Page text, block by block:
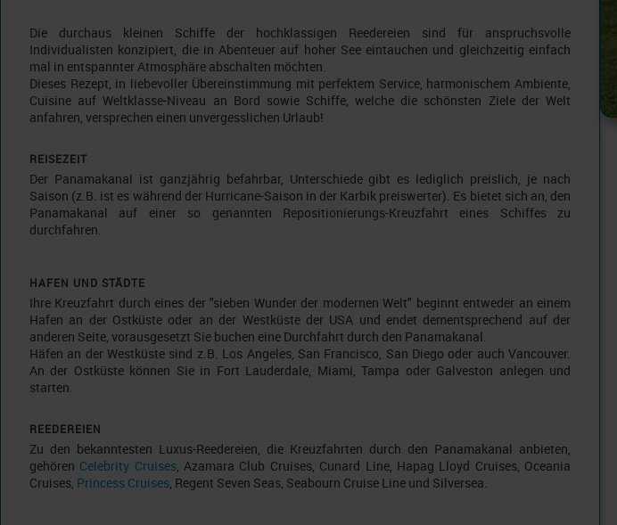
Die durchaus kleinen Schiffe der hochklassigen Reedereien sind für anspruchsvolle
Individualisten konzipiert, die in Abenteuer auf hoher See eintauchen und gleichzeitig einfach
mal in entspannter Atmosphäre abschalten möchten.
Dieses Rezept, in liebevoller Übereinstimmung mit perfektem Service, harmonischem Ambiente,
Cuisine auf Weltklasse-Niveau an Bord sowie Schiffe, welche die schönsten Ziele der Welt
anfahren, versprechen einen unvergesslichen Urlaub!
REISEZEIT
Der Panamakanal ist ganzjährig befahrbar, Unterschiede gibt es lediglich preislich, je nach
Saison (z.B. ist es während der Hurricane-Saison in der Karbik preiswerter). Es bietet sich an, den
Panamakanal auf einer so genannten Repositionierungs-Kreuzfahrt eines Schiffes zu
durchfahren.
HAFEN UND STÄDTE
Ihre Kreuzfahrt durch eines der "sieben Wunder der modernen Welt" beginnt entweder an einem
Hafen an der Ostküste oder an der Westküste der USA und endet dementsprechend auf der
anderen Seite, vorausgesetzt Sie buchen eine Durchfahrt durch den Panamakanal.
Häfen an der Westküste sind z.B. Los Angeles, San Francisco, San Diego oder auch Vancouver.
An der Ostküste können Sie in Fort Lauderdale, Miami, Tampa oder Galveston anlegen und
starten.
REEDEREIEN
Zu den bekanntesten Luxus-Reedereien, die Kreuzfahrten durch den Panamakanal anbieten,
gehören Celebrity Cruises, Azamara Club Cruises, Cunard Line, Hapag Lloyd Cruises, Oceania
Cruises, Princess Cruises, Regent Seven Seas, Seabourn Cruise Line und Silversea.